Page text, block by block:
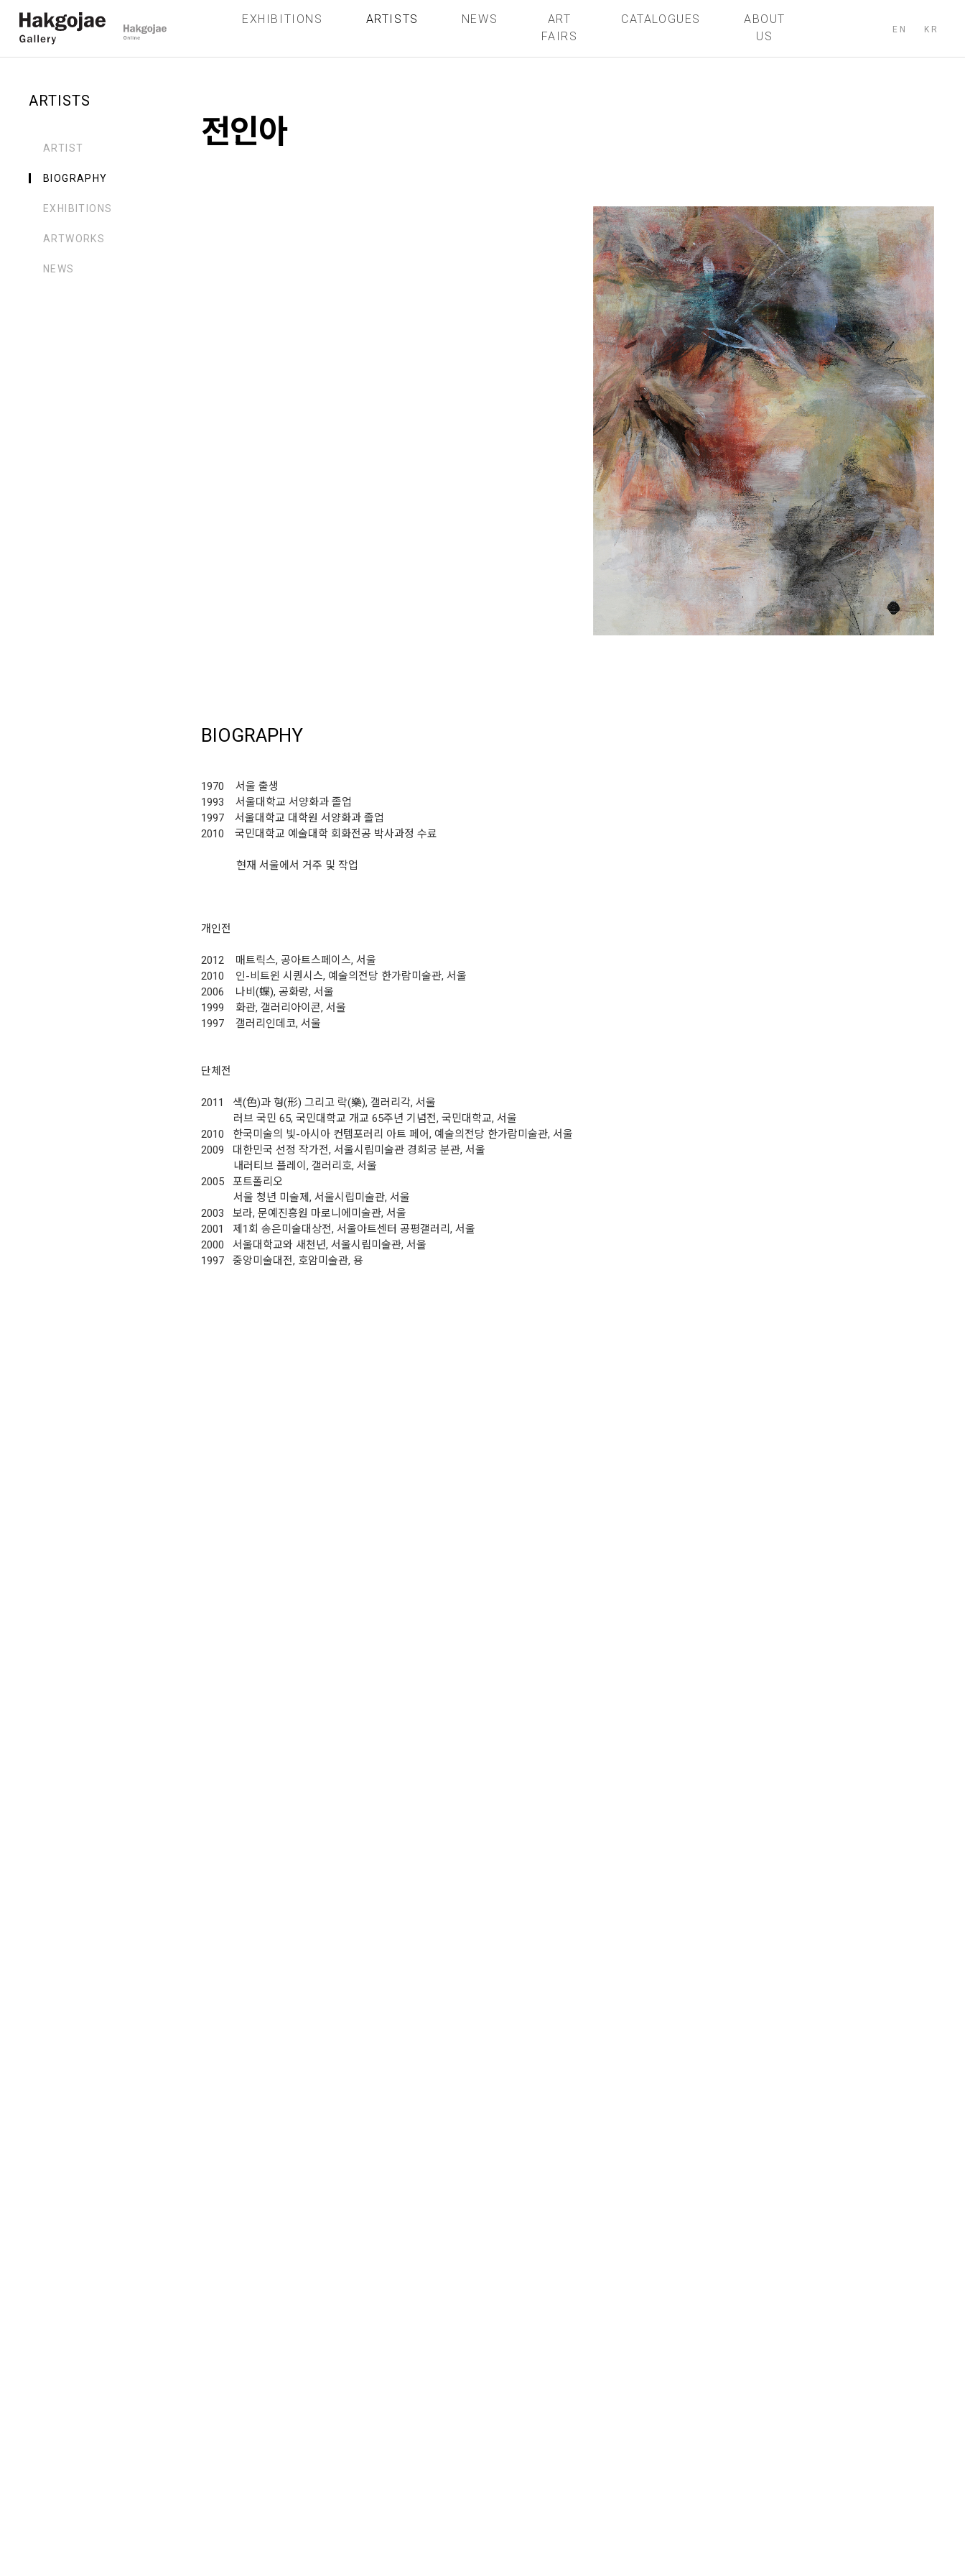
EXHIBITIONS ARTISTS NEWS
ART
FAIRS
CATALOGUES
ABOUT
US
EN KR
ARTISTS
ARTIST
BIOGRAPHY
EXHIBITIONS
ARTWORKS
NEWS
전인아
BIOGRAPHY
1970 서울 출생
1993 서울대학교 서양화과 졸업
1997 서울대학교 대학원 서양화과 졸업
2010 국민대학교 예술대학 회화전공 박사과정 수료
현재 서울에서 거주 및 작업
개인전
2012 매트릭스, 공아트스페이스, 서울
2010 인-비트윈 시퀀시스, 예술의전당 한가람미술관, 서울
2006 나비(蝶), 공화랑, 서울
1999 화관, 갤러리아이콘, 서울
1997 갤러리인데코, 서울
단체전
2011 색(色)과 형(形) 그리고 락(樂), 갤러리각, 서울
러브 국민 65, 국민대학교 개교 65주년 기념전, 국민대학교, 서울
2010 한국미술의 빛-아시아 컨템포러리 아트 페어, 예술의전당 한가람미술관, 서울
2009 대한민국 선정 작가전, 서울시립미술관 경희궁 분관, 서울
내러티브 플레이, 갤러리호, 서울
2005 포트폴리오
서울 청년 미술제, 서울시립미술관, 서울
2003 보라, 문예진흥원 마로니에미술관, 서울
2001 제1회 송은미술대상전, 서울아트센터 공평갤러리, 서울
2000 서울대학교와 새천년, 서울시립미술관, 서울
1997 중앙미술대전, 호암미술관, 용